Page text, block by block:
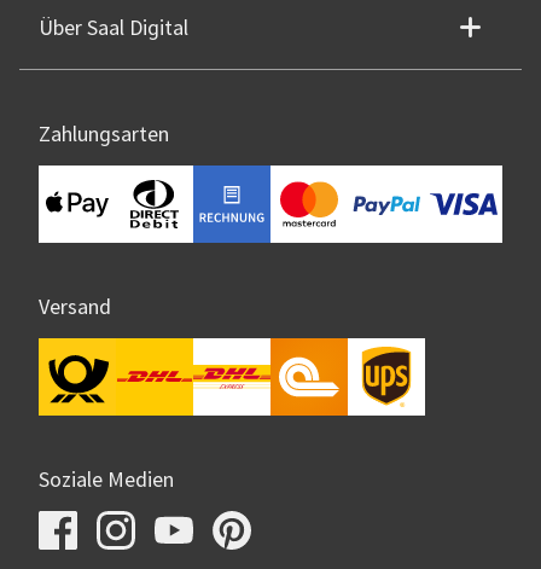
Über Saal Digital
Zahlungsarten
Versand
Soziale Medien